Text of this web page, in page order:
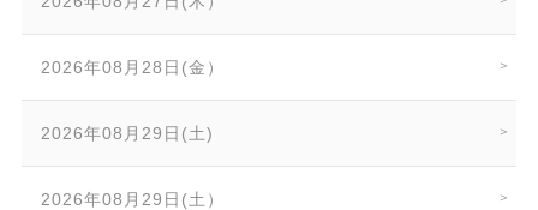
2026年08月28日(金）
2026年08月29日(土)
2026年08月29日(土）